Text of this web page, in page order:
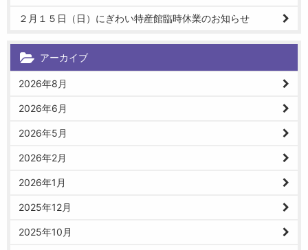
２月１５日（日）にぎわい特産館臨時休業のお知らせ
アーカイブ
2026年8月
2026年6月
2026年5月
2026年2月
2026年1月
2025年12月
2025年10月